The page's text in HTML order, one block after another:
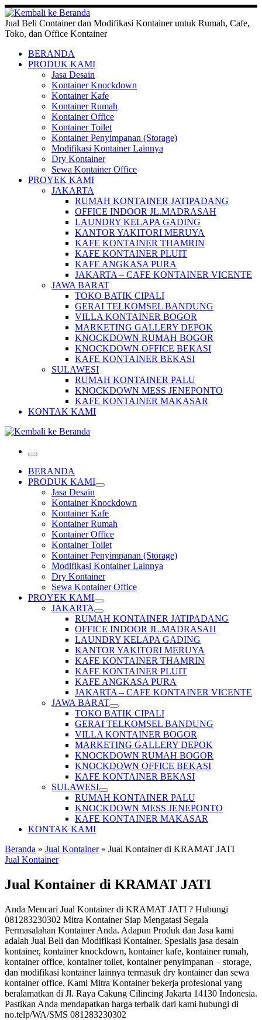
Skip
to
content
Jual Beli Container dan Modifikasi Kontainer untuk Rumah, Cafe,
Toko, dan Office Kontainer
BERANDA
PRODUK KAMI
Jasa Desain
Kontainer Knockdown
Kontainer Kafe
Kontainer Rumah
Kontainer Office
Kontainer Toilet
Kontainer Penyimpanan (Storage)
Modifikasi Kontainer Lainnya
Dry Kontainer
Sewa Kontainer Office
PROYEK KAMI
JAKARTA
RUMAH KONTAINER JATIPADANG
OFFICE INDOOR JL.MADRASAH
LAUNDRY KELAPA GADING
KANTOR YAKITORI MERUYA
KAFE KONTAINER THAMRIN
KAFE KONTAINER PLUIT
KAFE ANGKASA PURA
JAKARTA – CAFE KONTAINER VICENTE
JAWA BARAT
TOKO BATIK CIPALI
GERAI TELKOMSEL BANDUNG
VILLA KONTAINER BOGOR
MARKETING GALLERY DEPOK
KNOCKDOWN RUMAH BOGOR
KNOCKDOWN OFFICE BEKASI
KAFE KONTAINER BEKASI
SULAWESI
RUMAH KONTAINER PALU
KNOCKDOWN MESS JENEPONTO
KAFE KONTAINER MAKASAR
KONTAK KAMI
Menu
BERANDA
PRODUK KAMI
Jasa Desain
Kontainer Knockdown
Kontainer Kafe
Kontainer Rumah
Kontainer Office
Kontainer Toilet
Kontainer Penyimpanan (Storage)
Modifikasi Kontainer Lainnya
Dry Kontainer
Sewa Kontainer Office
PROYEK KAMI
JAKARTA
RUMAH KONTAINER JATIPADANG
OFFICE INDOOR JL.MADRASAH
LAUNDRY KELAPA GADING
KANTOR YAKITORI MERUYA
KAFE KONTAINER THAMRIN
KAFE KONTAINER PLUIT
KAFE ANGKASA PURA
JAKARTA – CAFE KONTAINER VICENTE
JAWA BARAT
TOKO BATIK CIPALI
GERAI TELKOMSEL BANDUNG
VILLA KONTAINER BOGOR
MARKETING GALLERY DEPOK
KNOCKDOWN RUMAH BOGOR
KNOCKDOWN OFFICE BEKASI
KAFE KONTAINER BEKASI
SULAWESI
RUMAH KONTAINER PALU
KNOCKDOWN MESS JENEPONTO
KAFE KONTAINER MAKASAR
KONTAK KAMI
Beranda » Jual Kontainer » Jual Kontainer di KRAMAT JATI
Jual Kontainer
Jual Kontainer di KRAMAT JATI
Anda Mencari Jual Kontainer di KRAMAT JATI ? Hubungi
081283230302 Mitra Kontainer Siap Mengatasi Segala
Permasalahan Kontainer Anda. Adapun Produk dan Jasa kami
adalah Jual Beli dan Modifikasi Kontainer. Spesialis jasa desain
kontainer, kontainer knockdown, kontainer kafe, kontainer rumah,
kontainer office, kontainer toilet, kontainer penyimpanan – storage,
dan modifikasi kontainer lainnya termasuk dry kontainer dan sewa
kontainer office. Kami Mitra Kontainer bekerja profesional yang
beralamatkan di Jl. Raya Cakung Cilincing Jakarta 14130 Indonesia.
Pastikan Anda mendapatkan harga terbaik dari kami hubungi di
no.telp/WA/SMS 081283230302